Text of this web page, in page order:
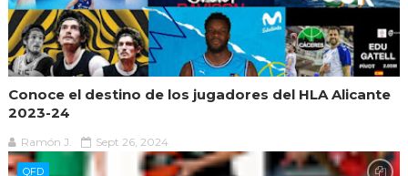
Conoce el destino de los jugadores del HLA Alicante
2023-24
Ramón J. Sept 26, 2024
QFD